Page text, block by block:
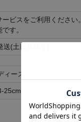
ビスをご利用くださ
す。
(土日祝除く)
ィース
25cm